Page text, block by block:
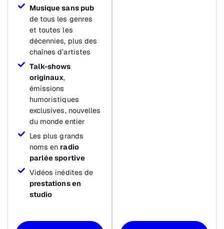
Musique sans pub
de tous les genres
et toutes les
décennies, plus des
chaînes d’artistes
Talk-shows
originaux,
émissions
humoristiques
exclusives, nouvelles
du monde entier
Les plus grands
noms en radio
parlée sportive
Vidéos inédites de
prestations en
studio